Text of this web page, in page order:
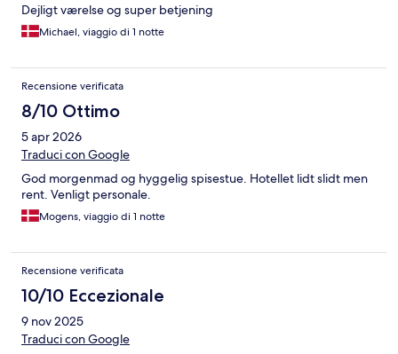
Dejligt værelse og super betjening
Michael, viaggio di 1 notte
Recensione verificata
8/10 Ottimo
5 apr 2026
Traduci con Google
God morgenmad og hyggelig spisestue. Hotellet lidt slidt men
rent. Venligt personale.
Mogens, viaggio di 1 notte
Recensione verificata
10/10 Eccezionale
9 nov 2025
Traduci con Google